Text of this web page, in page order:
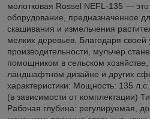
молотковая Rossel NEFL-135 —
оборудование, предназначенное
скашивания и измельчения
мелких деревьев. Благодаря своей
производительности, мульчер
помощником в сельском
ландшафтном дизайне и других
характеристики: Мощность: 135
(в зависимости от комплектации)
Рабочая глубина: регулируемая,